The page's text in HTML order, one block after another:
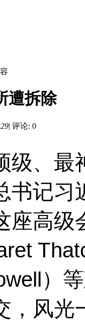
遭拆除
| 评论: 0
级、最
书记习
座高级
）
，风光